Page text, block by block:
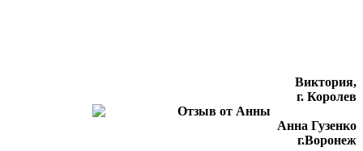
Виктория,
г. Королев
Анна Гузенко
г.Воронеж